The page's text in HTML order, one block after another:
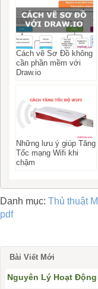
Cách vẽ Sơ Đồ không
cần phần mềm với
Draw.io
Những lưu ý giúp Tăng
Tốc mạng Wifi khi
chậm
Danh mục: Thủ thuật
pdf
Bài Viết Mới
Nguyên Lý Hoạt